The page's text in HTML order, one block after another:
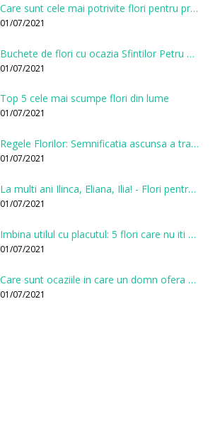
Care sunt cele mai potrivite flori pentru prima intalnire?
01/07/2021
Buchete de flori cu ocazia Sfintilor Petru si Pavel
01/07/2021
Top 5 cele mai scumpe flori din lume
01/07/2021
Regele Florilor: Semnificatia ascunsa a trandafirului
01/07/2021
La multi ani Ilinca, Eliana, Ilia! - Flori pentru doamnele sarbatorite de Sfantul Ilie
01/07/2021
Imbina utilul cu placutul: 5 flori care nu iti vor face gaura in buget
01/07/2021
Care sunt ocaziile in care un domn ofera flori?
01/07/2021